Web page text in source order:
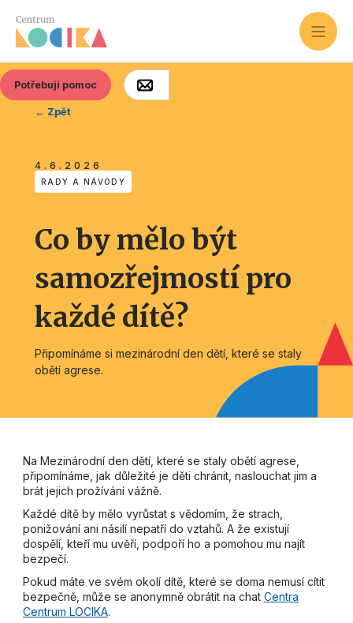
Potřebuji pomoc
← Zpět
4.6.2026
RADY A NÁVODY
Co by mělo být
samozřejmostí pro
každé dítě?
Připomínáme si mezinárodní den dětí, které se staly
obětí agrese.
Na Mezinárodní den dětí, které se staly obětí agrese,
připomínáme, jak důležité je děti chránit, naslouchat jim a
brát jejich prožívání vážně.
Každé dítě by mělo vyrůstat s vědomím, že strach,
ponižování ani násilí nepatří do vztahů. A že existují
dospělí, kteří mu uvěří, podpoří ho a pomohou mu najít
bezpečí.
Pokud máte ve svém okolí dítě, které se doma nemusí cítit
bezpečně, může se anonymně obrátit na chat Centra
Centrum LOCIKA.